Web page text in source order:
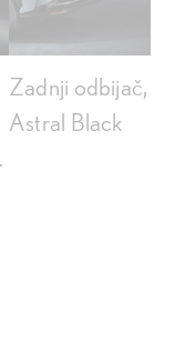
Zadnji odbijač,
Astral Black